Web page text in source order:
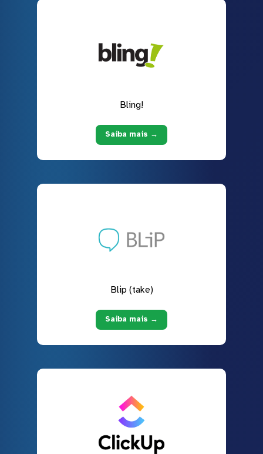
Bling!
Saiba mais →
Blip (take)
Saiba mais →